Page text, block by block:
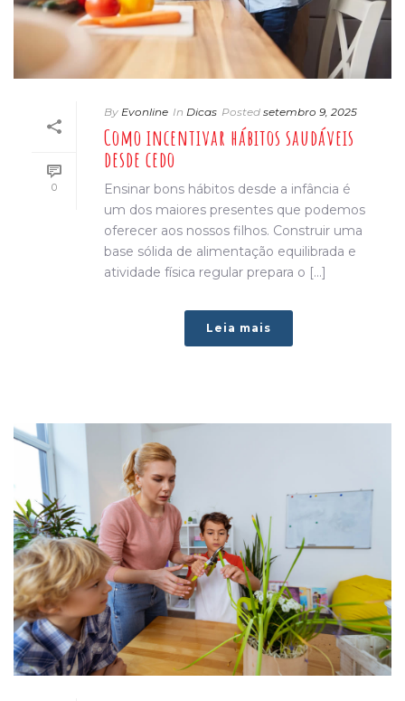
0
By Evonline In Dicas Posted setembro 9, 2025
Como incentivar hábitos saudáveis
desde cedo
Ensinar bons hábitos desde a infância é
um dos maiores presentes que podemos
oferecer aos nossos filhos. Construir uma
base sólida de alimentação equilibrada e
atividade física regular prepara o [...]
Leia mais